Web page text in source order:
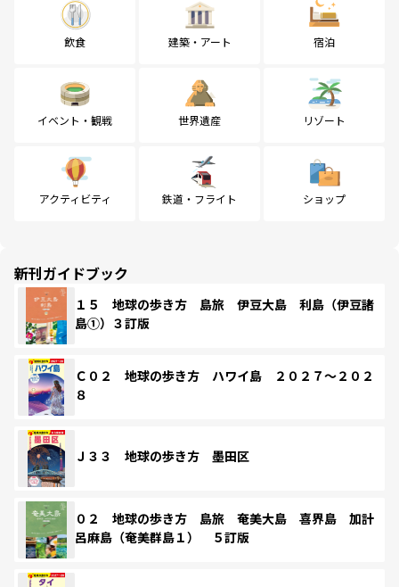
飲食 建築・アート 宿泊
イベント・観戦 世界遺産 リゾート
アクティビティ 鉄道・フライト ショップ
新刊ガイドブック
１５ 地球の歩き方 島旅 伊豆大島 利島（伊豆諸
島①）３訂版
Ｃ０２ 地球の歩き方 ハワイ島 ２０２７～２０２
８
Ｊ３３ 地球の歩き方 墨田区
０２ 地球の歩き方 島旅 奄美大島 喜界島 加計
呂麻島（奄美群島１） ５訂版